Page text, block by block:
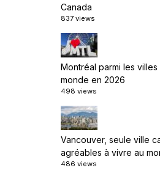
Canada
837 views
Montréal parmi les
monde en 2026
498 views
Vancouver, seule ville
agréables à vivre au
486 views